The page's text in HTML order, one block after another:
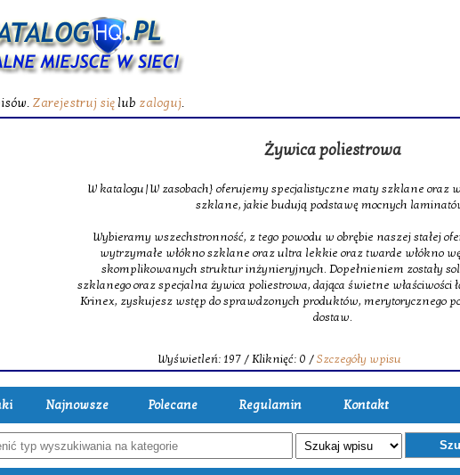
Zarejestruj się lub zaloguj.
Żywica poliestrowa
katalogu|W zasobach} oferujemy specjalistyczne maty szklane oraz wysokiej jakości
szklane, jakie budują podstawę mocnych laminatów.
Wybieramy wszechstronność, z tego powodu w obrębie naszej stałej ofercie znajduje się
wytrzymałe włókno szklane oraz ultra lekkie oraz twarde włókno węglowe, doskonałe
skomplikowanych struktur inżynieryjnych. Dopełnieniem zostały solidne pręty z
oraz specjalna żywica poliestrowa, dająca świetne właściwości łączenia. Decydując
zyskujesz wstęp do sprawdzonych produktów, merytorycznego pomocy oraz
Wyświetleń: 197 / Kliknięć: 0 /Szczegóły wpisu
Najnowsze Polecane Regulamin Kontakt